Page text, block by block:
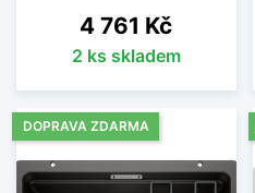
Cena
4 761 Kč
2 ks skladem
DOPRAVA ZDARMA